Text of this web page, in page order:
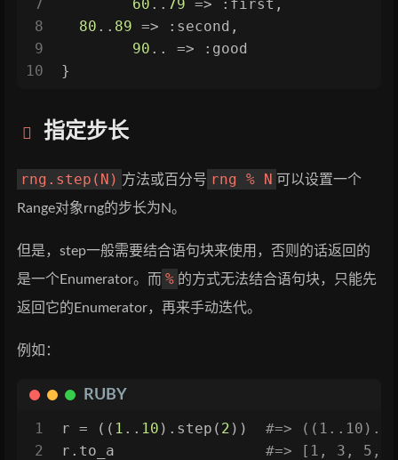
7
8
9
10
60 .. 79 => :first ,
80 .. 89 => :second ,
90 .. =>
:good
}
指定步长
rng.step(N) 方法或百分号 rng % N 可以设置一个
Range对象rng的步长为N。
但是，step一般需要结合语句块来使用，否则的话返回的
是一个Enumerator。而 % 的方式无法结合语句块，只能先
返回它的Enumerator，再来手动迭代。
例如：
RUBY
1
2
r = (( 1 .. 10 ).step( 2 )) #=>
r.to_a #=> [1, 3, 5,